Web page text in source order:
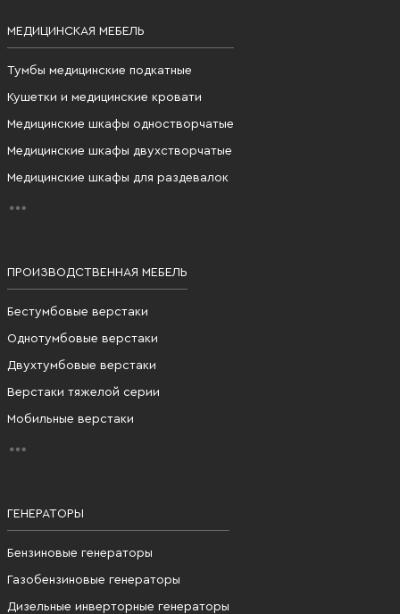
МЕДИЦИНСКАЯ МЕБЕЛЬ
Тумбы медицинские подкатные
Кушетки и медицинские кровати
Медицинские шкафы одностворчатые
Медицинские шкафы двухстворчатые
Медицинские шкафы для раздевалок
ПРОИЗВОДСТВЕННАЯ МЕБЕЛЬ
Бестумбовые верстаки
Однотумбовые верстаки
Двухтумбовые верстаки
Верстаки тяжелой серии
Мобильные верстаки
ГЕНЕРАТОРЫ
Бензиновые генераторы
Газобензиновые генераторы
Дизельные инверторные генераторы